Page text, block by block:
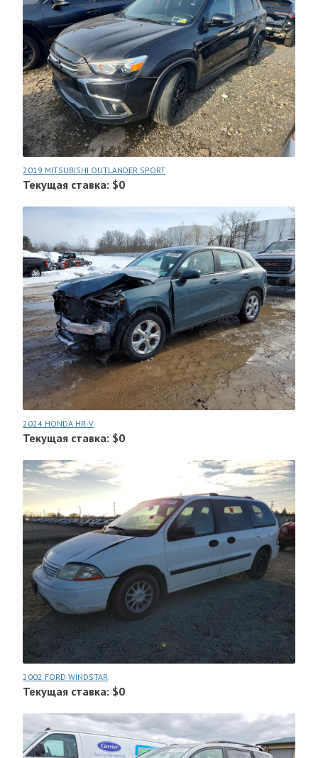
2019 MITSUBISHI OUTLANDER SPORT
Текущая ставка: $0
2024 HONDA HR-V
Текущая ставка: $0
2002 FORD WINDSTAR
Текущая ставка: $0